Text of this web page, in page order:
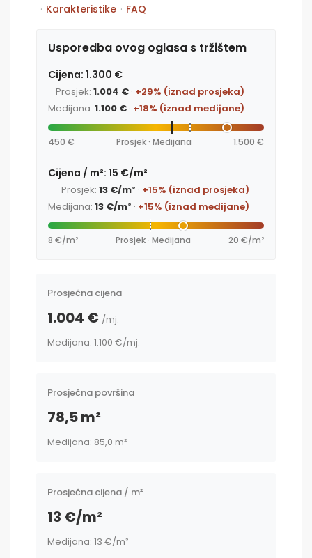
· Karakteristike · FAQ
Usporedba ovog oglasa s tržištem
Cijena: 1.300 €
Prosjek: 1.004 € · +29% (iznad prosjeka)
Medijana: 1.100 € · +18% (iznad medijane)
450 € Prosjek · Medijana 1.500 €
Cijena / m²: 15 €/m²
Prosjek: 13 €/m² · +15% (iznad prosjeka)
Medijana: 13 €/m² · +15% (iznad medijane)
8 €/m² Prosjek · Medijana 20 €/m²
Prosječna cijena
1.004 € /mj.
Medijana: 1.100 €/mj.
Prosječna površina
78,5 m²
Medijana: 85,0 m²
Prosječna cijena / m²
13 €/m²
Medijana: 13 €/m²